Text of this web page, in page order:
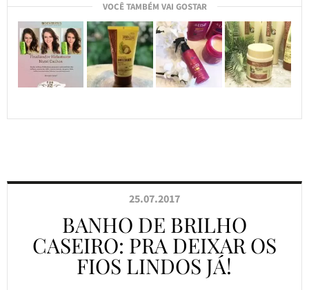
VOCÊ TAMBÉM VAI GOSTAR
25.07.2017
BANHO DE BRILHO
CASEIRO: PRA DEIXAR OS
FIOS LINDOS JÁ!